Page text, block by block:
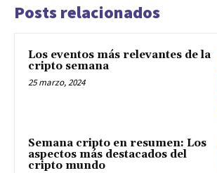
Posts relacionados
Los eventos más relevantes de la
cripto semana
25 marzo, 2024
Semana cripto en resumen: Los
aspectos más destacados del
cripto mundo